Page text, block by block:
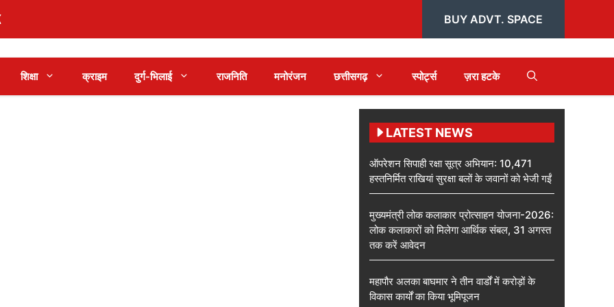
BUY ADVT. SPACE
शिक्षा क्राइम दुर्ग-भिलाई राजनिति मनोरंजन छत्तीसगढ़ स्पोर्ट्स ज़रा हटके
LATEST NEWS
ऑपरेशन सिपाही रक्षा सूत्र अभियान: 10,471
हस्तनिर्मित राखियां सुरक्षा बलों के जवानों को भेजी गईं
मुख्यमंत्री लोक कलाकार प्रोत्साहन योजना-2026:
लोक कलाकारों को मिलेगा आर्थिक संबल, 31 अगस्त
तक करें आवेदन
महापौर अलका बाघमार ने तीन वार्डों में करोड़ों के
विकास कार्यों का किया भूमिपूजन